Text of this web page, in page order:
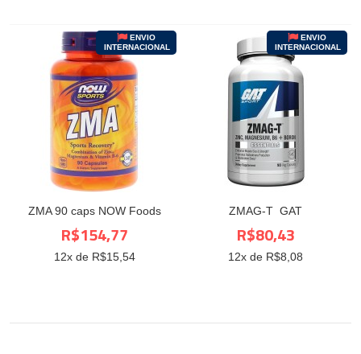
ZMA 90 caps NOW Foods
ENVIO
INTERNACIONAL
R$154,77
12x de R$15,54
ZMAG-T GAT
ENVIO
INTERNACIONAL
R$80,43
12x de R$8,08